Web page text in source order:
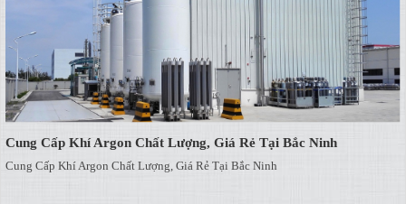
Cung Cấp Khí Argon Chất Lượng, Giá Rẻ Tại Bắc Ninh
Cung Cấp Khí Argon Chất Lượng, Giá Rẻ Tại Bắc Ninh